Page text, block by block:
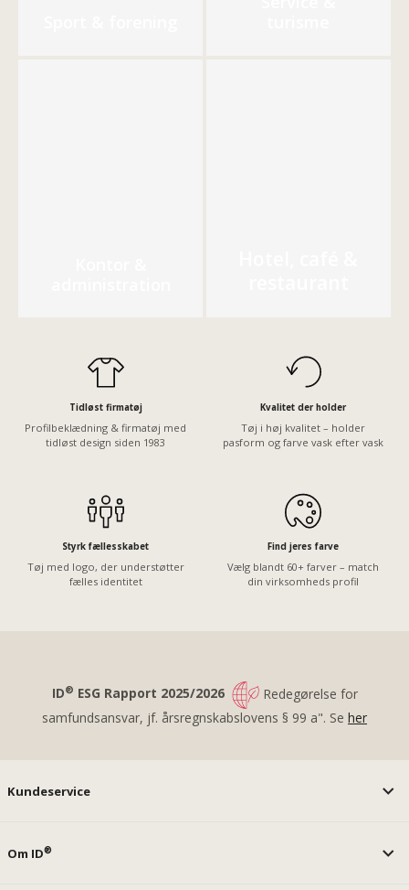
Tidløst firmatøj
Profilbeklædning & firmatøj med
tidløst design siden 1983
Kvalitet der holder
Tøj i høj kvalitet – holder
pasform og farve vask efter vask
Styrk fællesskabet
Tøj med logo, der understøtter
fælles identitet
Find jeres farve
Vælg blandt 60+ farver – match
din virksomheds profil
ID® ESG Rapport 2025/2026
Redegørelse for
samfundsansvar, jf. årsregnskabslovens § 99 a". Se her
Kundeservice
Om ID®